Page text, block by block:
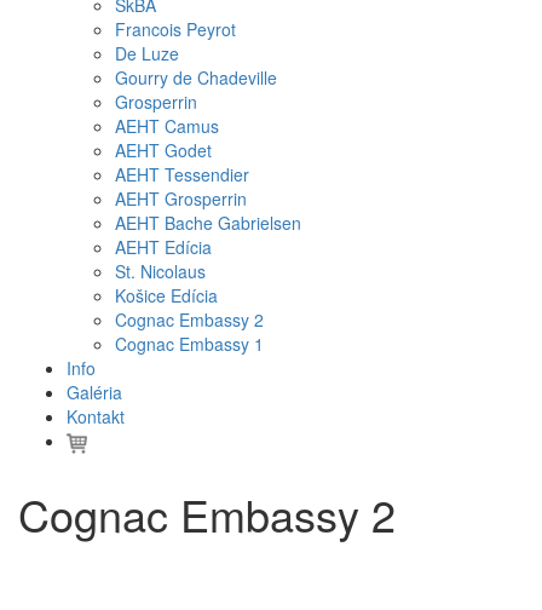
SkBA
Francois Peyrot
De Luze
Gourry de Chadeville
Grosperrin
AEHT Camus
AEHT Godet
AEHT Tessendier
AEHT Grosperrin
AEHT Bache Gabrielsen
AEHT Edícia
St. Nicolaus
Košice Edícia
Cognac Embassy 2
Cognac Embassy 1
Info
Galéria
Kontakt
Cognac Embassy 2